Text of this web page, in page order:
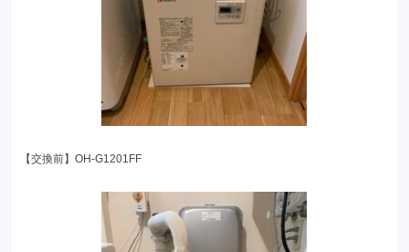
【交換前】OH-G1201FF